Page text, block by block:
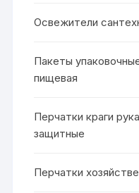
Освежители
Пакеты
пищевая
Перчатки краги
защитные
Перчатки